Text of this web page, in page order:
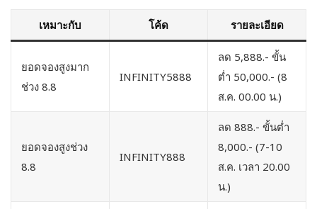
เหมาะกับ โค้ด รายละเอียด
ยอดจองสูงมาก
ช่วง 8.8
INFINITY5888
ลด 5,888.- ขั้น
ต่ำ 50,000.- (8
ส.ค. 00.00 น.)
ยอดจองสูงช่วง
8.8
INFINITY888
ลด 888.- ขั้นต่ำ
8,000.- (7-10
ส.ค. เวลา 20.00
น.)